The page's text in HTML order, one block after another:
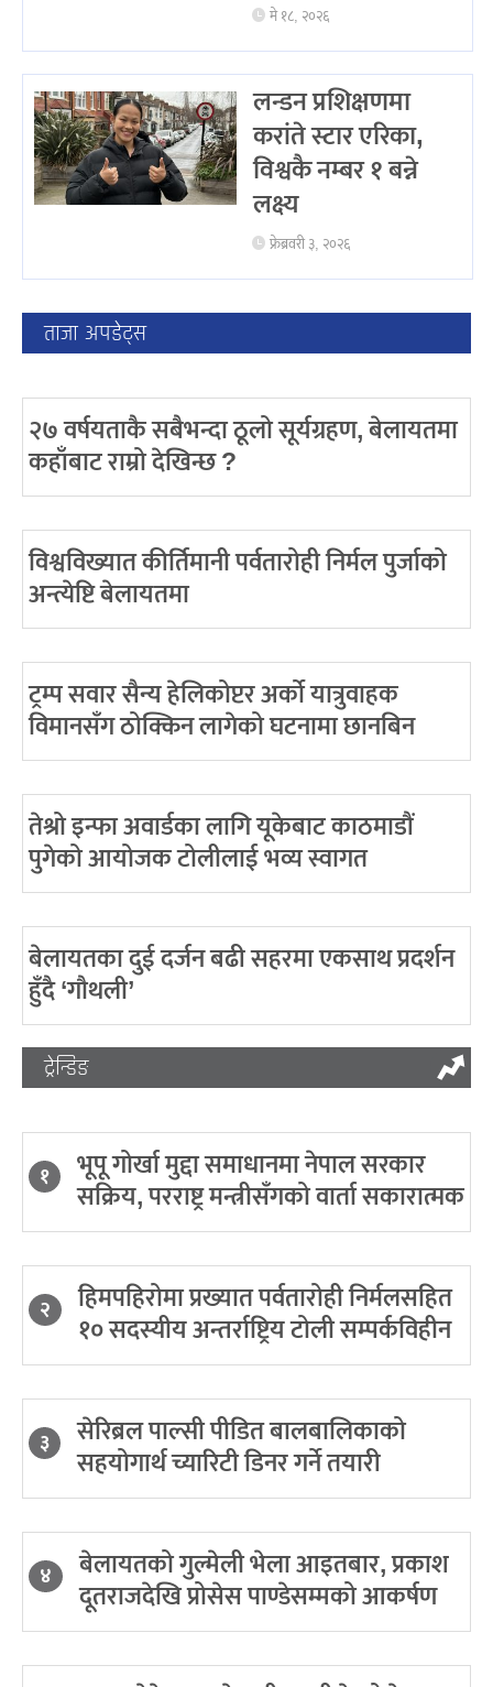
मे १८, २०२६
लन्डन प्रशिक्षणमा
करांते स्टार एरिका,
विश्वकै नम्बर १ बन्ने
लक्ष्य
फ्रेब्रवरी ३, २०२६
ताजा अपडेट्स
२७ वर्षयताकै सबैभन्दा ठूलो सूर्यग्रहण, बेलायतमा
कहाँबाट राम्रो देखिन्छ ?
विश्वविख्यात कीर्तिमानी पर्वतारोही निर्मल पुर्जाको
अन्त्येष्टि बेलायतमा
ट्रम्प सवार सैन्य हेलिकोप्टर अर्को यात्रुवाहक
विमानसँग ठोक्किन लागेको घटनामा छानबिन
तेश्रो इन्फा अवार्डका लागि यूकेबाट काठमाडौं
पुगेको आयोजक टोलीलाई भव्य स्वागत
बेलायतका दुई दर्जन बढी सहरमा एकसाथ प्रदर्शन
हुँदै ‘गौथली’
ट्रेन्डिङ
१ भूपू गोर्खा मुद्दा समाधानमा नेपाल सरकार
सक्रिय, परराष्ट्र मन्त्रीसँगको वार्ता सकारात्मक
२ हिमपहिरोमा प्रख्यात पर्वतारोही निर्मलसहित
१० सदस्यीय अन्तर्राष्ट्रिय टोली सम्पर्कविहीन
३ सेरिब्रल पाल्सी पीडित बालबालिकाको
सहयोगार्थ च्यारिटी डिनर गर्ने तयारी
४ बेलायतको गुल्मेली भेला आइतबार, प्रकाश
दूतराजदेखि प्रोसेस पाण्डेसम्मको आकर्षण